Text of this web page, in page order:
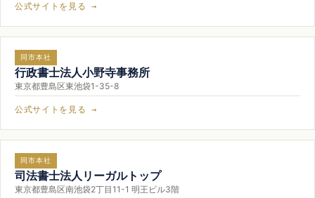
公式サイトを見る →
同市本社
行政書士法人小野寺事務所
東京都豊島区東池袋1-35-8
公式サイトを見る →
同市本社
司法書士法人リーガルトップ
東京都豊島区南池袋2丁目11-1 明王ビル3階